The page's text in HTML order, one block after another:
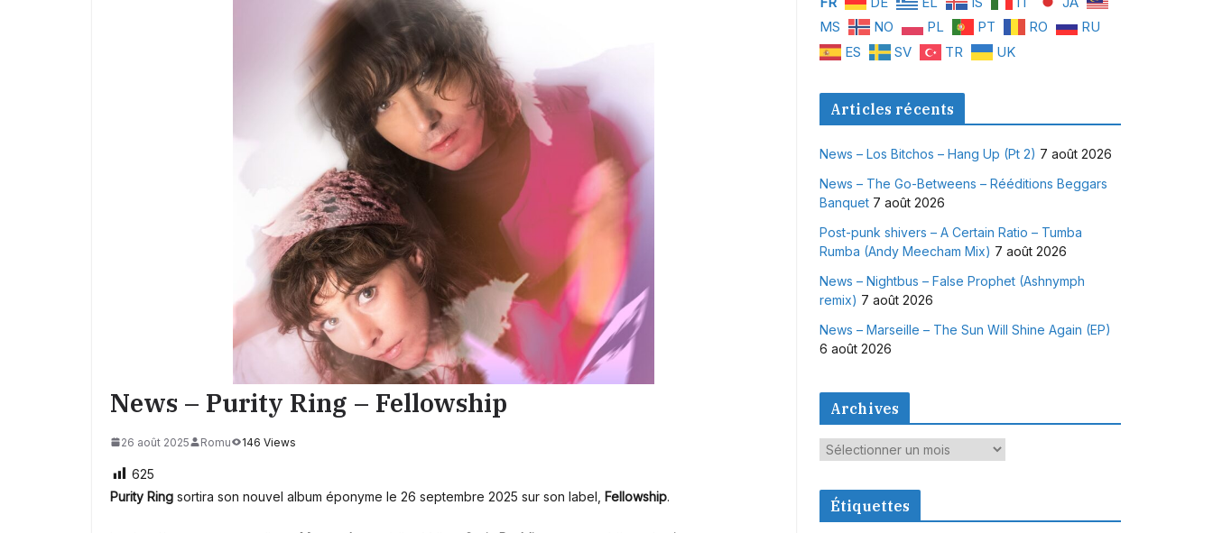
News – Purity Ring – Fellowship
26 août 2025 Romu 146 Views
625
Purity Ring sortira son nouvel album éponyme le 26 septembre 2025 sur son label, Fellowship.
MS
NO PL PT RO
RU
ES
SV TR UK
Articles récents
News – Los Bitchos – Hang Up (Pt 2) 7 août 2026
News – The Go-Betweens – Rééditions Beggars
Banquet 7 août 2026
Post-punk shivers – A Certain Ratio – Tumba
Rumba (Andy Meecham Mix) 7 août 2026
News – Nightbus – False Prophet (Ashnymph
remix) 7 août 2026
News – Marseille – The Sun Will Shine Again (EP)
6 août 2026
Archives
A
c
Étiquettes